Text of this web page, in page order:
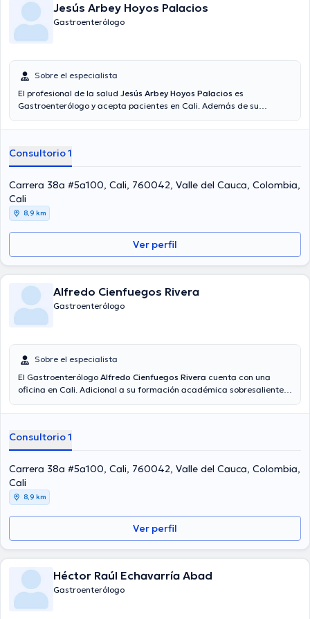
Jesús Arbey Hoyos Palacios
Gastroenterólogo
Sobre el especialista
El profesional de la salud Jesús Arbey Hoyos Palacios es
Gastroenterólogo y acepta pacientes en Cali. Además de su
experiencia en su área de especialidad. El Dr. lleva más de años de
ha desempeñado como miembro de diversas asociaciones médicas.
Jesús Arbey Hoyos Palacios ha contribuido en incontables
conferencias con la finalidad de tener una formación continua en
su temática de especialización y ha difundido importantes
ediciones. Para finalizar, el especialista puede hablar Español en su
consultorio.
Consultorio 1
Carrera 38a #5a100, Cali, 760042, Valle del Cauca, Colombia,
Cali
8,9 km
Ver perfil
Alfredo Cienfuegos Rivera
Gastroenterólogo
Sobre el especialista
El Gastroenterólogo Alfredo Cienfuegos Rivera cuenta con una
oficina en Cali. Adicional a su formación académica sobresaliente,
lleva más de años de experiencia laboral en su ámbito de estudio. Al
asociaciones médicas. Alfredo Cienfuegos Rivera ha cooperado en
cuantiosas conferencias con la intención de lograr tener una
formación continua en su disciplina de especialización y ha
publicado diferentes ediciones. Español es el idioma principal
manejados por el médico.
Consultorio 1
Carrera 38a #5a100, Cali, 760042, Valle del Cauca, Colombia,
Cali
8,9 km
Ver perfil
Héctor Raúl Echavarría Abad
Gastroenterólogo